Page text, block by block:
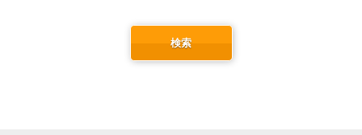
検索